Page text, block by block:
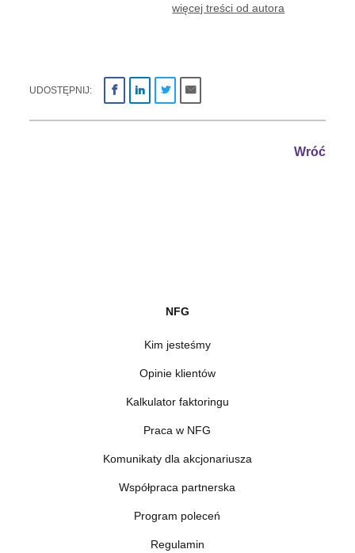
więcej treści od autora
UDOSTĘPNIJ:
Wróć
NFG
Kim jesteśmy
Opinie klientów
Kalkulator faktoringu
Praca w NFG
Komunikaty dla akcjonariusza
Współpraca partnerska
Program poleceń
Regulamin